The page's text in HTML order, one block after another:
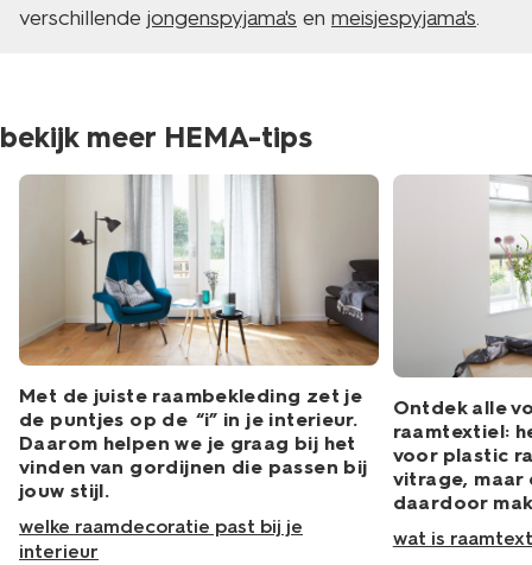
verschillende jongenspyjama's en meisjespyjama's.
bekijk meer HEMA-tips
Met de juiste raambekleding zet je
de puntjes op de “i” in je interieur.
Daarom helpen we je graag bij het
vinden van gordijnen die passen bij
jouw stijl.
welke raamdecoratie past bij je
interieur
Ontdek alle
raamtextiel:
voor plastic
vitrage, maar
daardoor
wat is